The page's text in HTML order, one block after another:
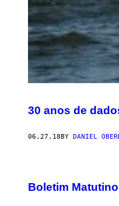
30 anos de
06.27.18BY DANIEL
Boletim